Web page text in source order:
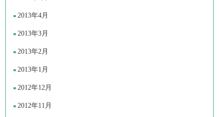
2013年4月
2013年3月
2013年2月
2013年1月
2012年12月
2012年11月